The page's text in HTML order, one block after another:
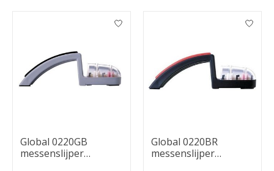
Global 0220GB
messenslijper
Global 0220BR
messenslijper